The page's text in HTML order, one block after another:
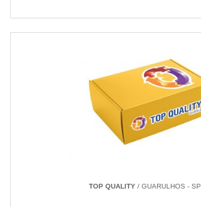
TOP QUALITY/ GUARULHOS - SP